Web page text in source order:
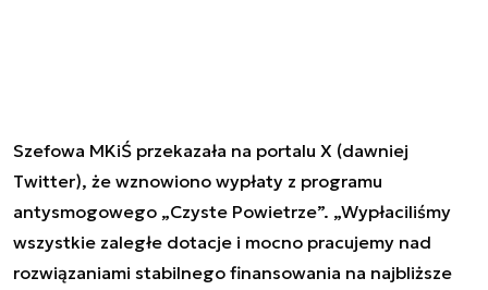
Szefowa MKiŚ przekazała na portalu X (dawniej
Twitter), że wznowiono wypłaty z programu
antysmogowego „Czyste Powietrze”. „Wypłaciliśmy
wszystkie zaległe dotacje i mocno pracujemy nad
rozwiązaniami stabilnego finansowania na najbliższe